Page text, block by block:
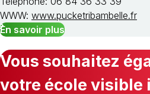
WWW: www.pucketribambelle.fr
En savoir plus
Vous souhaitez
votre école visible